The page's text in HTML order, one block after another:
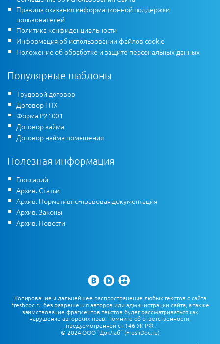
Правила оказания информационной поддержки
пользователей
Политика конфиденциальности
Информация об использовании файлов cookie
Положение об обработке и защите персональных данных
Популярные шаблоны
Трудовой договор
Договор ГПХ
Форма Р21001
Договор займа
Договор найма помещения
Полезная информация
Глоссарий
Архив. Статьи
Архив. Нормативно-правовая документация
Архив. Законы
Архив. Новости
Копирование и дальнейшее распространение любых текстов с сайта
freshdoc.ru без разрешения авторов или администрации сайта, а также
заимствование фрагментов текстов будет рассматриваться как
нарушение авторских прав. Помните об ответственности,
предусмотренной ст.146 УК РФ.
© 2024 ООО "ДокЛаб" (FreshDoc.ru)